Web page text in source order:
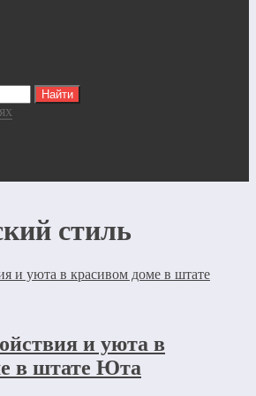
стиль
и уюта в
в штате Юта